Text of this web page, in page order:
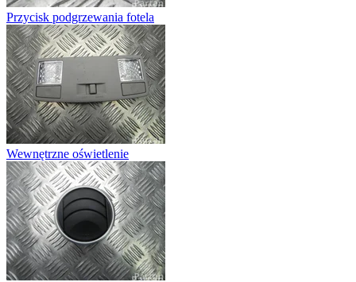
Przycisk podgrzewania fotela
Wewnętrzne oświetlenie